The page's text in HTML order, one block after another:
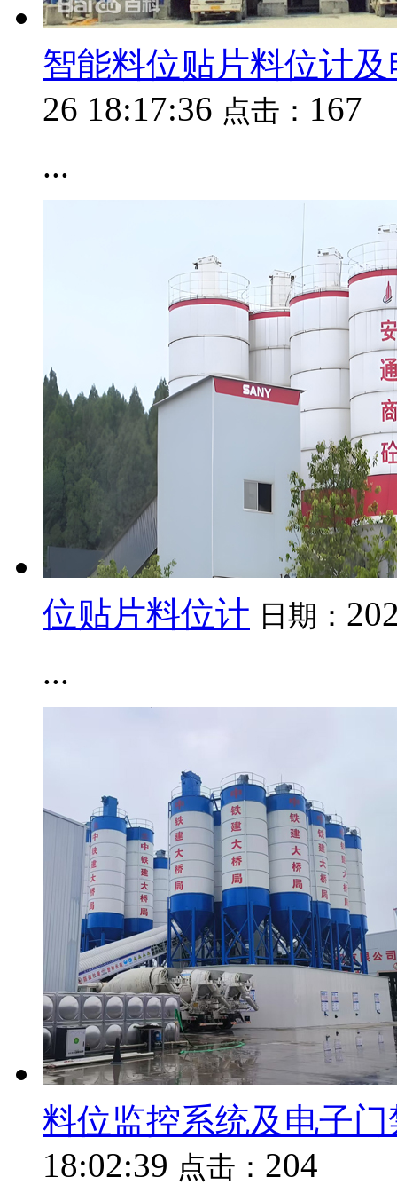
智能料位贴片料位计
26 18:17:36 点击： 167
...
位贴片料位计 日期：
...
料位监控系统及电子
18:02:39 点击： 204